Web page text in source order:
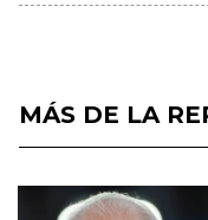
MÁS DE LA